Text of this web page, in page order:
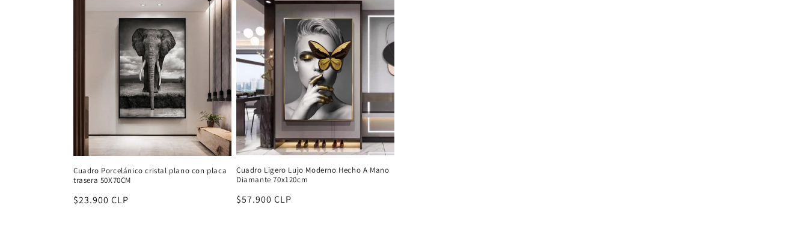
Cuadro Porcelánico cristal plano con placa
trasera 50X70CM
Precio
$23.900 CLP
Cuadro Ligero Lujo Moderno Hecho A Mano
Diamante 70x120cm
Precio
$57.900 CLP